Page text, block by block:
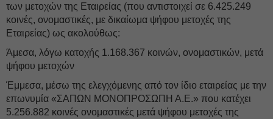
των μετοχών της Εταιρείας (που αντιστοιχεί σε 6.425.249
κοινές, ονομαστικές, με δικαίωμα ψήφου μετοχές της
Εταιρείας) ως ακολούθως:
Άμεσα, λόγω κατοχής 1.168.367 κοινών, ονομαστικών, μετά
ψήφου μετοχών
Έμμεσα, μέσω της ελεγχόμενης από τον ίδιο εταιρείας με την
επωνυμία «ΣΑΠΩΝ ΜΟΝΟΠΡΟΣΩΠΗ Α.Ε.» που κατέχει
5.256.882 κοινές ονομαστικές μετά ψήφου μετοχές της